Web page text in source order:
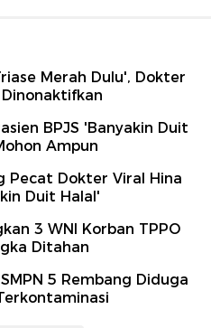
Merah Dulu', Dokter
BPJS 'Banyakin Duit
Ampun
Pecat Dokter Viral Hina
Duit Halal'
3 WNI Korban TPPO
Ditahan
5 Rembang Diduga